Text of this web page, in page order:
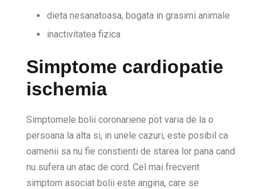
dieta nesanatoasa, bogata in grasimi animale
inactivitatea fizica
Simptome cardiopatie
ischemia
Simptomele bolii coronariene pot varia de la o
persoana la alta si, in unele cazuri, este posibil ca
oamenii sa nu fie constienti de starea lor pana cand
nu sufera un atac de cord. Cel mai frecvent
simptom asociat bolii este angina, care se